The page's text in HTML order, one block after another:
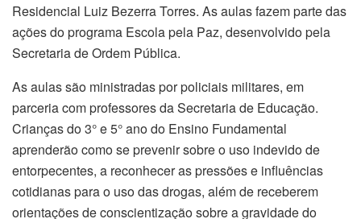
Residencial Luiz Bezerra Torres. As aulas fazem parte das
ações do programa Escola pela Paz, desenvolvido pela
Secretaria de Ordem Pública.
As aulas são ministradas por policiais militares, em
parceria com professores da Secretaria de Educação.
Crianças do 3° e 5° ano do Ensino Fundamental
aprenderão como se prevenir sobre o uso indevido de
entorpecentes, a reconhecer as pressões e influências
cotidianas para o uso das drogas, além de receberem
orientações de conscientização sobre a gravidade do